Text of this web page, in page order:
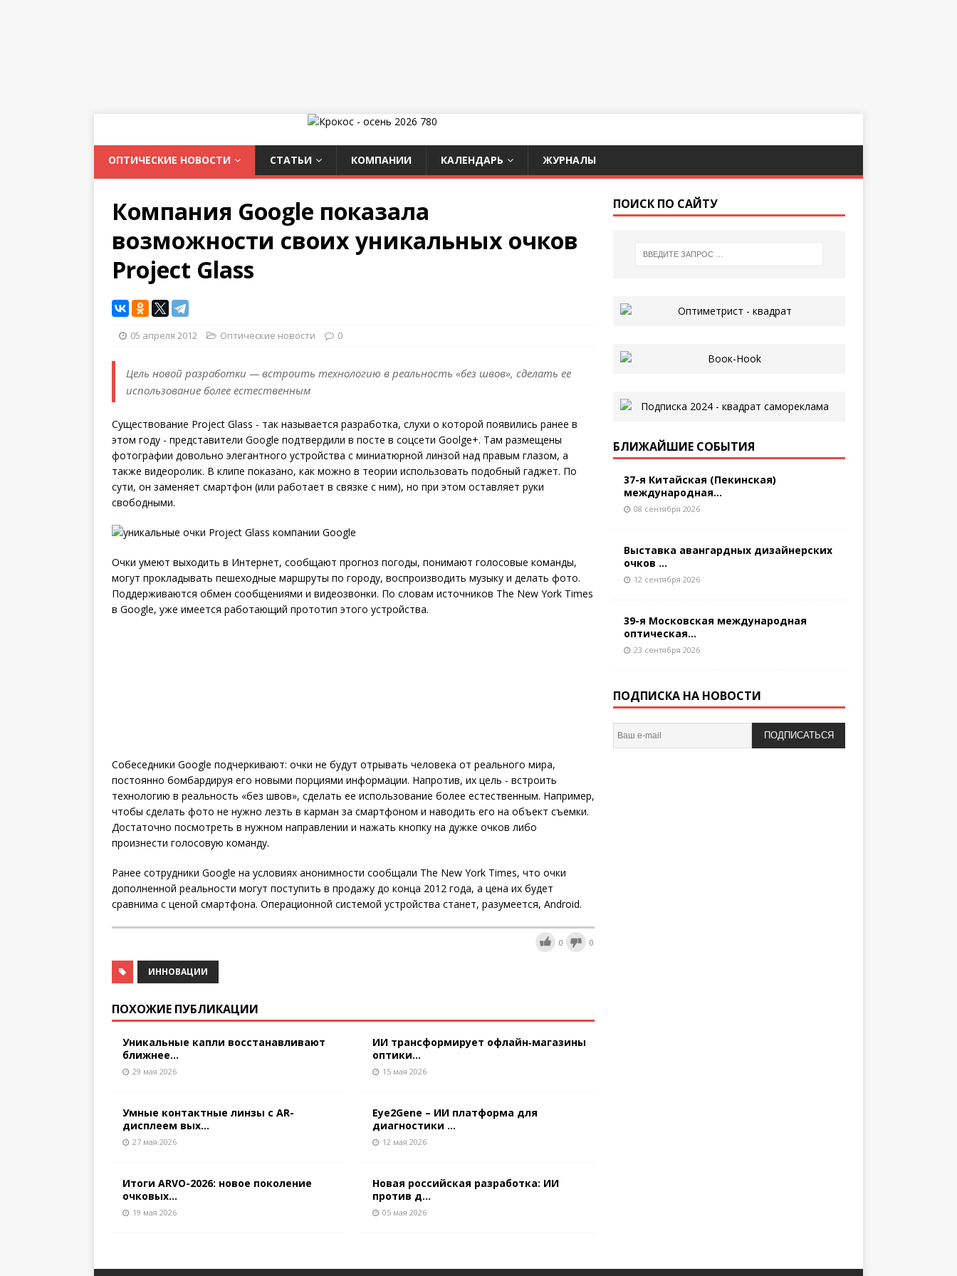
ОПТИЧЕСКИЕ НОВОСТИ СТАТЬИ КОМПАНИИ КАЛЕНДАРЬ ЖУРНАЛЫ
Компания Google показала
возможности своих уникальных очков
Project Glass
05 апреля 2012 Оптические новости 0
Цель новой разработки — встроить технологию в реальность «без швов», сделать ее
использование более естественным
Существование Project Glass - так называется разработка, слухи о которой появились ранее в
этом году - представители Google подтвердили в посте в соцсети Goolge+. Там размещены
фотографии довольно элегантного устройства с миниатюрной линзой над правым глазом, а
также видеоролик. В клипе показано, как можно в теории использовать подобный гаджет. По
сути, он заменяет смартфон (или работает в связке с ним), но при этом оставляет руки
свободными.
Очки умеют выходить в Интернет, сообщают прогноз погоды, понимают голосовые команды,
могут прокладывать пешеходные маршруты по городу, воспроизводить музыку и делать фото.
Поддерживаются обмен сообщениями и видеозвонки. По словам источников The New York Times
в Google, уже имеется работающий прототип этого устройства.
Собеседники Google подчеркивают: очки не будут отрывать человека от реального мира,
постоянно бомбардируя его новыми порциями информации. Напротив, их цель - встроить
технологию в реальность «без швов», сделать ее использование более естественным. Например,
чтобы сделать фото не нужно лезть в карман за смартфоном и наводить его на объект съемки.
Достаточно посмотреть в нужном направлении и нажать кнопку на дужке очков либо
произнести голосовую команду.
Ранее сотрудники Google на условиях анонимности сообщали The New York Times, что очки
дополненной реальности могут поступить в продажу до конца 2012 года, а цена их будет
сравнима с ценой смартфона. Операционной системой устройства станет, разумеется, Android.
0 0
ИННОВАЦИИ
ПОХОЖИЕ ПУБЛИКАЦИИ
Уникальные капли восстанавливают
ближнее...
29 мая 2026
Умные контактные линзы с AR-
дисплеем вых...
27 мая 2026
Итоги ARVO-2026: новое поколение
очковых...
19 мая 2026
ИИ трансформирует офлайн‑магазины
оптики...
15 мая 2026
Eye2Gene – ИИ платформа для
диагностики ...
12 мая 2026
Новая российская разработка: ИИ
против д...
05 мая 2026
ПОИСК ПО САЙТУ
БЛИЖАЙШИЕ СОБЫТИЯ
37-я Китайская (Пекинская)
международная...
08 сентября 2026
Выставка авангардных дизайнерских
очков ...
12 сентября 2026
39-я Московская международная
оптическая...
23 сентября 2026
ПОДПИСКА НА НОВОСТИ
ПОДПИСАТЬСЯ